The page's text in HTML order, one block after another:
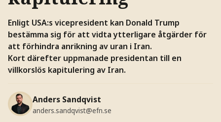
Enligt USA:s vicepresident kan Donald Trump
bestämma sig för att vidta ytterligare åtgärder för
att förhindra anrikning av uran i Iran.
Kort därefter uppmanade presidentan till en
villkorslös kapitulering av Iran.
Anders Sandqvist
anders.sandqvist@efn.se